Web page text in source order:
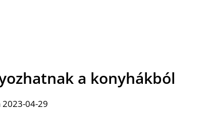
a konyhákból
2023-04-29